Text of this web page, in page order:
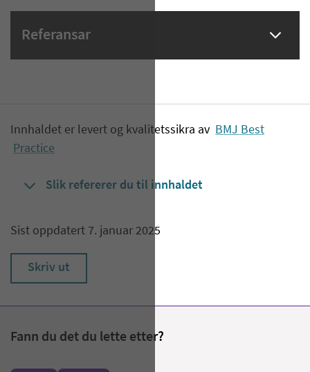
Referansar
Innhaldet er levert og kvalitetssikra av BMJ Best
Practice
Slik refererer du til innhaldet
Sist oppdatert 7. januar 2025
Skriv ut
Fann du det du lette etter?